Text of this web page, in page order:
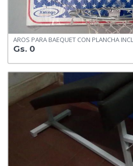
AROS PARA BAEQUET CON PLANCHA
Gs. 0